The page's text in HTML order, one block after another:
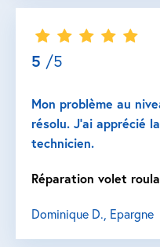
5 /5
Mon problème au
résolu. J’ai apprécié
technicien.
Réparation volet
Dominique D., Epargne